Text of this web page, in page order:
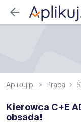
Aplikuj.pl Praca
Kierowca C+E
obsada!